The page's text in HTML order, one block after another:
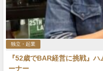
独立・起業
『52歳でBAR経営に挑戦』
ーナー